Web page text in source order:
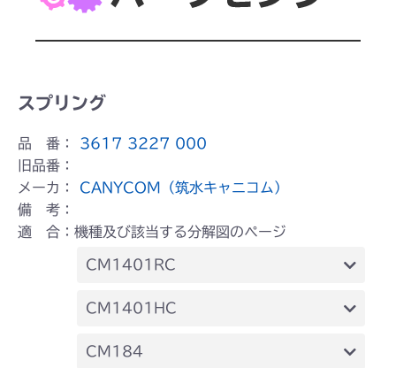
スプリング
品 番： 3617 3227 000
旧品番：
メーカ： CANYCOM（筑水キャニコム）
備 考：
適 合：機種及び該当する分解図のページ
CM1401RC
本体 FIG19 デフロック
CM1401HC
本体 FIG22 デフロック
CM184